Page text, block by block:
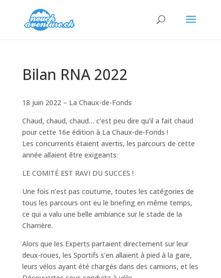
Bilan RNA 2022
18 juin 2022 – La Chaux-de-Fonds
Chaud, chaud, chaud… c’est peu dire qu’il a fait chaud
pour cette 16e édition à La Chaux-de-Fonds !
Les concurrents étaient avertis, les parcours de cette
année allaient être exigeants.
LE COMITÉ EST RAVI DU SUCCES !
Une fois n’est pas coutume, toutes les catégories de
tous les parcours ont eu le briefing en même temps,
ce qui a valu une belle ambiance sur le stade de la
Charrière.
Alors que les Experts partaient directement sur leur
deux-roues, les Sportifs s’en allaient à pied à la gare,
leurs vélos ayant été chargés dans des camions, et les